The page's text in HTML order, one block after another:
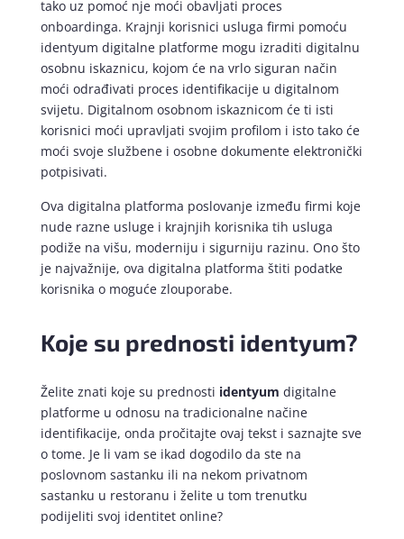
tako uz pomoć nje moći obavljati proces
onboardinga. Krajnji korisnici usluga firmi pomoću
identyum digitalne platforme mogu izraditi digitalnu
osobnu iskaznicu, kojom će na vrlo siguran način
moći odrađivati proces identifikacije u digitalnom
svijetu. Digitalnom osobnom iskaznicom će ti isti
korisnici moći upravljati svojim profilom i isto tako će
moći svoje službene i osobne dokumente elektronički
potpisivati.
Ova digitalna platforma poslovanje između firmi koje
nude razne usluge i krajnjih korisnika tih usluga
podiže na višu, moderniju i sigurniju razinu. Ono što
je najvažnije, ova digitalna platforma štiti podatke
korisnika o moguće zlouporabe.
Koje su prednosti identyum?
Želite znati koje su prednosti identyum digitalne
platforme u odnosu na tradicionalne načine
identifikacije, onda pročitajte ovaj tekst i saznajte sve
o tome. Je li vam se ikad dogodilo da ste na
poslovnom sastanku ili na nekom privatnom
sastanku u restoranu i želite u tom trenutku
podijeliti svoj identitet online?